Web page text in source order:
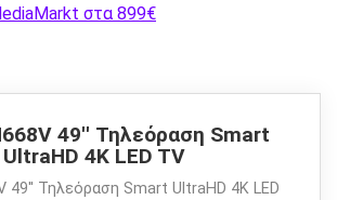
στα 899€
49'' Τηλεόραση Smart
UltraHD 4K LED TV
49'' Τηλεόραση Smart UltraHD 4K LED